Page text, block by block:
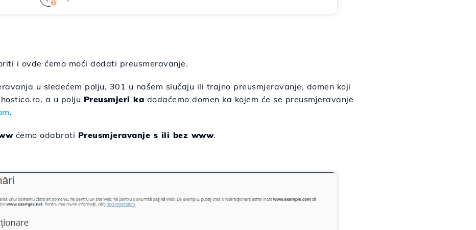
i ovde ćemo moći dodati preusmeravanje.
u sledećem polju, 301 u našem slučaju ili trajno preusmjeravanje, domen koji
a u polju Preusmjeri ka dodaćemo domen ka kojem će se preusmjeravanje
.
ćemo odabrati Preusmjeravanje s ili bez www.